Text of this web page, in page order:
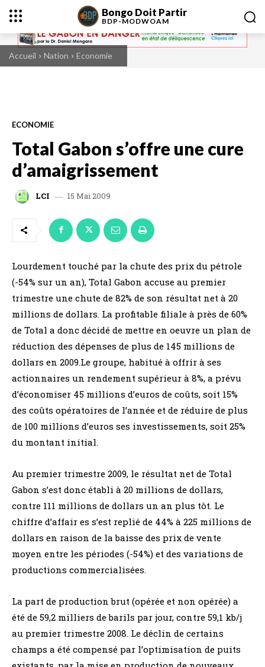
Bongo Doit Partir
BDP-MODWOAM
Accueil Nation Economie
ECONOMIE
Total Gabon s’offre une cure
d’amaigrissement
LCI 15 Mai 2009
Lourdement touché par la chute des prix du pétrole
(-54% sur un an), Total Gabon accuse au premier
trimestre une chute de 82% de son résultat net à 20
millions de dollars. La profitable filiale à près de 60%
de Total a donc décidé de mettre en oeuvre un plan de
réduction des dépenses de plus de 145 millions de
dollars en 2009.Le groupe, habitué à offrir à ses
actionnaires un rendement supérieur à 8%, a prévu
d’économiser 45 millions d’euros de coûts, soit 15%
des coûts opératoires de l’année et de réduire de plus
de 100 millions d’euros ses investissements, soit 25%
du montant initial.
Au premier trimestre 2009, le résultat net de Total
Gabon s’est donc établi à 20 millions de dollars,
contre 111 millions de dollars un an plus tôt. Le
chiffre d’affair es s’est replié de 44% à 225 millions de
dollars en raison de la baisse des prix de vente
moyen entre les périodes (-54%) et des variations de
productions commercialisées.
La part de production brut (opérée et non opérée) a
été de 59,2 milliers de barils par jour, contre 59,1 kb/j
au premier trimestre 2008. Le déclin de certains
champs a été compensé par l’optimisation de puits